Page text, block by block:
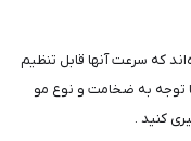
که سرعت آنها قابل تنظیم
توجه به ضخامت و نوع مو
کنید .